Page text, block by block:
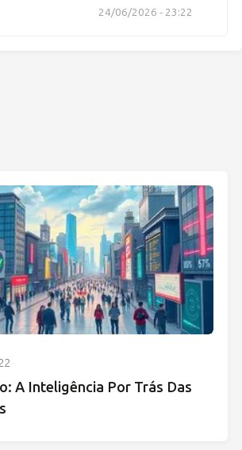
24/06/2026 - 23:22
A Inteligência Por Trás Das